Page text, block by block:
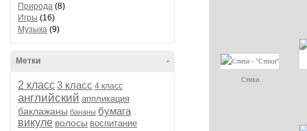
Природа (8)
Игры (16)
Музыка (9)
-
Метки
2 класс3 класс 4 класс
английский аппликация
баклажаны бананы бумага
викуле волосы воспитание
Стихи